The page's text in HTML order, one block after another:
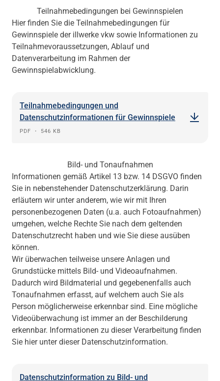
Teilnahmebedingungen bei Gewinnspielen
Hier finden Sie die Teilnahmebedingungen für
Gewinnspiele der illwerke vkw sowie Informationen zu
Teilnahmevoraussetzungen, Ablauf und
Datenverarbeitung im Rahmen der
Gewinnspielabwicklung.
Teilnahmebedingungen und
Datenschutzinformationen für Gewinnspiele
PDF ・ 546 KB
Bild- und Tonaufnahmen
Informationen gemäß Artikel 13 bzw. 14 DSGVO finden
Sie in nebenstehender Datenschutzerklärung. Darin
erläutern wir unter anderem, wie wir mit Ihren
personenbezogenen Daten (u.a. auch Fotoaufnahmen)
umgehen, welche Rechte Sie nach dem geltenden
Datenschutzrecht haben und wie Sie diese ausüben
können.
Wir überwachen teilweise unsere Anlagen und
Grundstücke mittels Bild- und Videoaufnahmen.
Dadurch wird Bildmaterial und gegebenenfalls auch
Tonaufnahmen erfasst, auf welchem auch Sie als
Person möglicherweise erkennbar sind. Eine mögliche
Videoüberwachung ist immer an der Beschilderung
erkennbar. Informationen zu dieser Verarbeitung finden
Sie hier unter dieser Datenschutzinformation.
Datenschutzinformation zu Bild- und